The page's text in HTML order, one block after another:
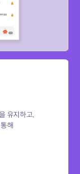
유지하고,
해